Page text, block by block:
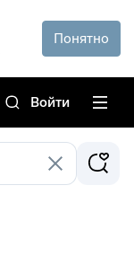
Понятно
Войти